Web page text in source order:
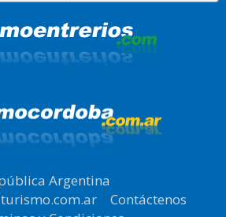
Argentina
| Contáctenos